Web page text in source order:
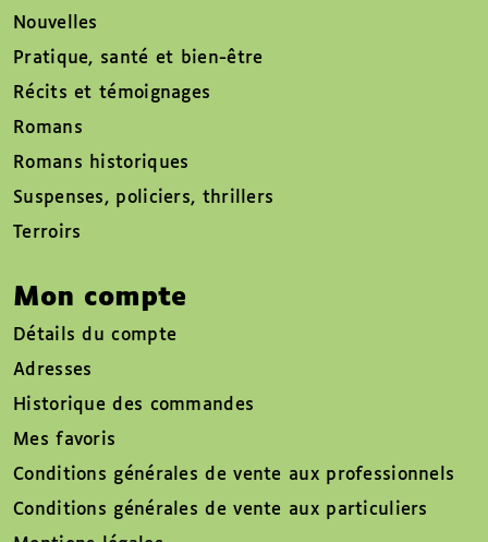
Nouvelles
Pratique, santé et bien-être
Récits et témoignages
Romans
Romans historiques
Suspenses, policiers, thrillers
Terroirs
Mon compte
Détails du compte
Adresses
Historique des commandes
Mes favoris
Conditions générales de vente aux professionnels
Conditions générales de vente aux particuliers